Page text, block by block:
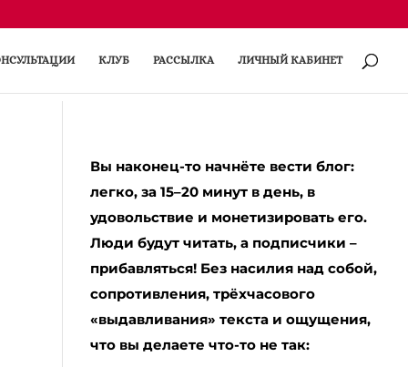
КЛУБ РАССЫЛКА ЛИЧНЫЙ КАБИНЕТ
Вы наконец-то начнёте вести блог:
легко, за 15–20 минут в день, в
удовольствие и монетизировать его.
Люди будут читать, а подписчики –
прибавляться! Без насилия над собой,
сопротивления, трёхчасового
«выдавливания» текста и ощущения,
что вы делаете что-то не так: